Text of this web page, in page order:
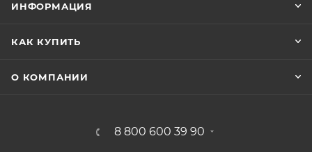
ИНФОРМАЦИЯ
КАК КУПИТЬ
О КОМПАНИИ
8 800 600 39 90